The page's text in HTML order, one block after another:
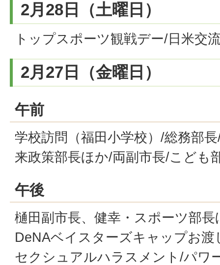
2月28日（土曜日）
トップスポーツ観戦デー/日米交
2月27日（金曜日）
午前
学校訪問（福田小学校）/総務部
来政策部長ほか/両副市長/こども
午後
樋田副市長、健幸・スポーツ部
DeNAベイスターズキャップお渡
セクシュアルハラスメント/パワ